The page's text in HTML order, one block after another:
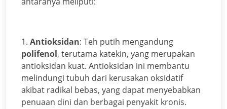
1. Antioksidan: Teh putih mengandung
polifenol, terutama katekin, yang merupakan
antioksidan kuat. Antioksidan ini membantu
melindungi tubuh dari kerusakan oksidatif
akibat radikal bebas, yang dapat menyebabkan
penuaan dini dan berbagai penyakit kronis.